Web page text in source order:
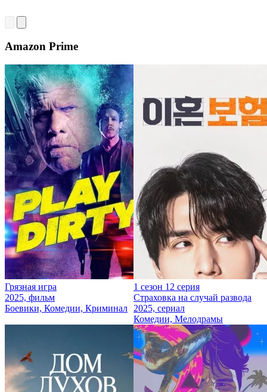
Amazon Prime
Грязная игра
2025, фильм
Боевики, Комедии, Криминал
1 сезон 12 серия
Страховка на случай развода
2025, сериал
Комедии, Мелодрамы